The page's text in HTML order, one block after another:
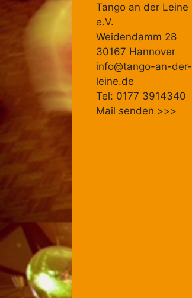
Tango an der Leine
e.V.
Weidendamm 28
30167 Hannover
info@tango-an-der-
leine.de
Tel: 0177 3914340
Mail senden >>>